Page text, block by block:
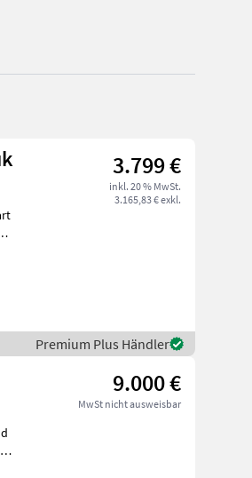
3.799 €
inkl. 20 % MwSt.
3.165,83 € exkl.
Premium Plus Händler
9.000 €
MwSt nicht ausweisbar